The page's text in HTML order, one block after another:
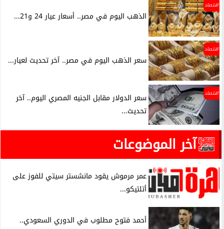
اقتصاد
الذهب اليوم في مصر.. أسعار عيار 24 و21...
اقتصاد
سعر الذهب اليوم في مصر.. آخر تحديث لعيار...
اقتصاد
سعر الدولار مقابل الجنيه المصري اليوم.. آخر
تحديث...
آخر الموضوعات
عمر مرموش يقود مانشستر سيتي للفوز على
أتلتيكو...
أحمد فتوح مطلوب في الدوري السعودي..